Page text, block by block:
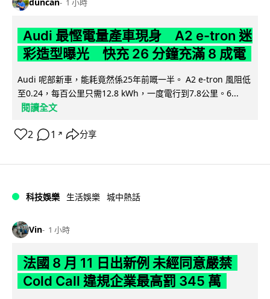
1 小時
Audi 最慳電量產車現身 A2 e-tron 迷
彩造型曝光 快充 26 分鐘充滿 8 成電
Audi 呢部新車，能耗竟然係25年前嘅一半。 A2 e-tron 風阻低
至0.24，每百公里只需12.8 kWh，一度電行到7.8公里。6...
閱讀全文
2 1 ↗ 分享
科技娛樂 生活娛樂 城中熱話
Vin 1 小時
法國 8 月 11 日出新例 未經同意嚴禁
Cold Call 違規企業最高罰 345 萬